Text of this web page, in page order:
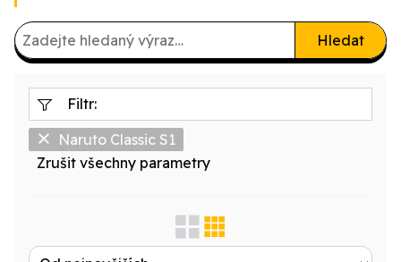
Hledat
Filtr:
Produktová řada
Naruto Classic S1
Zrušit všechny parametry